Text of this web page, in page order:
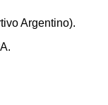
Argentino).